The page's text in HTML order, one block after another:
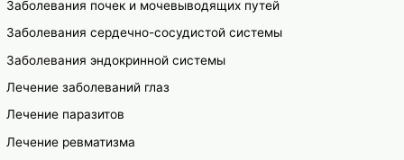
Заболевания почек и мочевыводящих путей
Заболевания сердечно-сосудистой системы
Заболевания эндокринной системы
Лечение заболеваний глаз
Лечение паразитов
Лечение ревматизма